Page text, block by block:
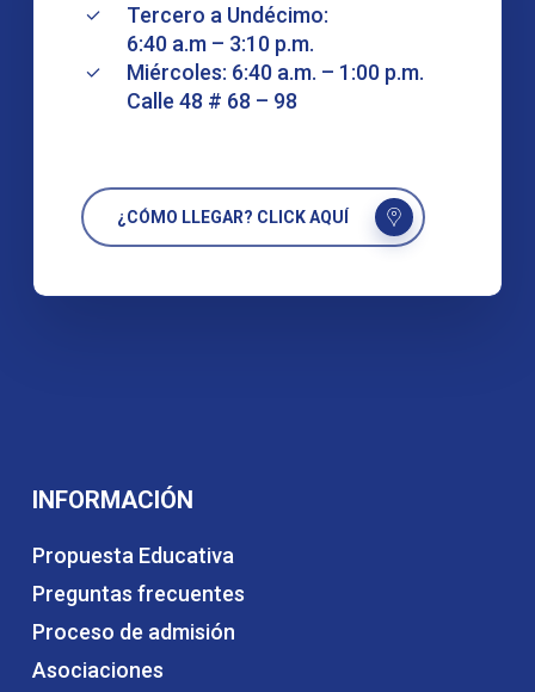
Tercero a Undécimo:
6:40 a.m – 3:10 p.m.
Miércoles: 6:40 a.m. – 1:00 p.m.
Calle 48 # 68 – 98
¿CÓMO LLEGAR? CLICK AQUÍ
INFORMACIÓN
Propuesta Educativa
Preguntas frecuentes
Proceso de admisión
Asociaciones